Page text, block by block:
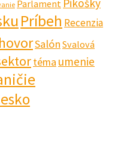
Parlament
Príbeh Recenzia
Salón Svalová
téma umenie